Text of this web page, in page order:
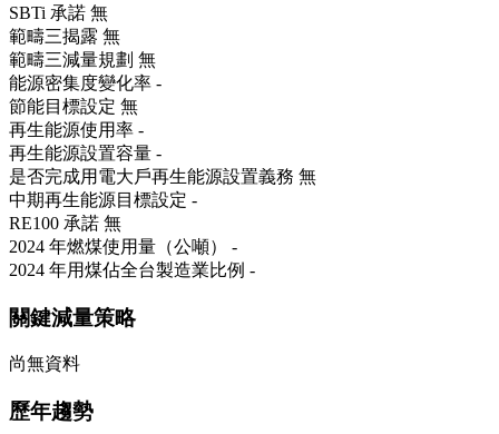
SBTi 承諾 無
範疇三揭露 無
範疇三減量規劃 無
能源密集度變化率 -
節能目標設定 無
再生能源使用率 -
再生能源設置容量 -
是否完成用電大戶再生能源設置義務 無
中期再生能源目標設定 -
RE100 承諾 無
2024 年燃煤使用量（公噸） -
2024 年用煤佔全台製造業比例 -
關鍵減量策略
尚無資料
歷年趨勢